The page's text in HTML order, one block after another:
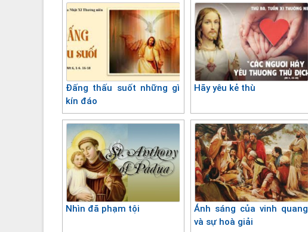
Đấng thấu suốt những gì
kín đáo
Hãy yêu kẻ thù
Nhìn đã phạm tội
Ánh sáng của vinh quang
và sự hoà giải